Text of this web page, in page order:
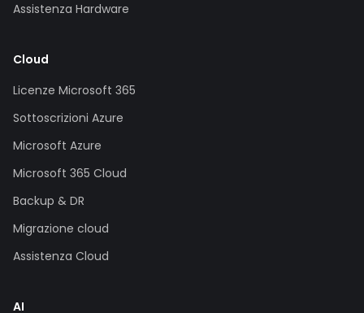
Assistenza Hardware
Cloud
Licenze Microsoft 365
Sottoscrizioni Azure
Microsoft Azure
Microsoft 365 Cloud
Backup & DR
Migrazione cloud
Assistenza Cloud
AI